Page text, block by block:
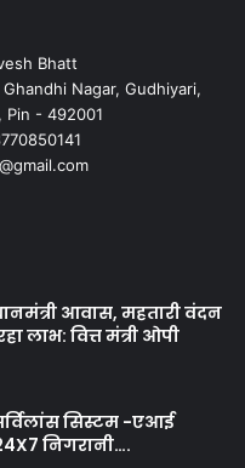
Bhatt
Nagar, Gudhiyari,
Pin - 492001
आवास, महतारी वंदन
लाभ: वित्त मंत्री ओपी
सिस्टम -एआई
निगरानी….